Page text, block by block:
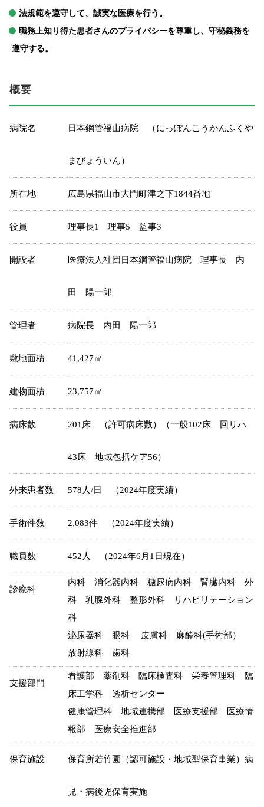
法規範を遵守して、誠実な医療を行う。
職務上知り得た患者さんのプライバシーを尊重し、守秘義務を
遵守する。
概要
病院名 日本鋼管福山病院 （にっぽんこうかんふくや
まびょういん）
所在地 広島県福山市大門町津之下1844番地
役員 理事長1 理事5 監事3
開設者 医療法人社団日本鋼管福山病院 理事長 内
田 陽一郎
管理者 病院長 内田 陽一郎
敷地面積 41,427㎡
建物面積 23,757㎡
病床数 201床 （許可病床数）（一般102床 回リハ
43床 地域包括ケア56）
外来患者数 578人/日 （2024年度実績）
手術件数 2,083件 （2024年度実績）
職員数 452人 （2024年6月1日現在）
診療科
内科 消化器内科 糖尿病内科 腎臓内科 外
科 乳腺外科 整形外科 リハビリテーション
科
泌尿器科 眼科 皮膚科 麻酔科(手術部）
放射線科 歯科
支援部門
看護部 薬剤科 臨床検査科 栄養管理科 臨
床工学科 透析センター
健康管理科 地域連携部 医療支援部 医療情
報部 医療安全推進部
保育施設 保育所若竹園（認可施設・地域型保育事業）病
児・病後児保育実施